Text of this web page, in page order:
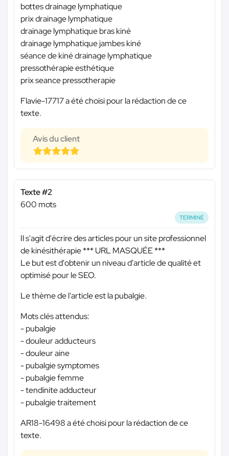
bottes drainage lymphatique
prix drainage lymphatique
drainage lymphatique bras kiné
drainage lymphatique jambes kiné
séance de kiné drainage lymphatique
pressothérapie esthétique
prix seance pressotherapie
Flavie-17717 a été choisi pour la rédaction de ce
texte.
Avis du client
Texte #2
600 mots
TERMINÉ
Il s'agit d'écrire des articles pour un site professionnel
de kinésithérapie*** URL MASQUÉE ***
Le but est d'obtenir un niveau d'article de qualité et
optimisé pour le SEO.
Le thème de l'article est la pubalgie.
Mots clés attendus:
- pubalgie
- douleur adducteurs
- douleur aine
- pubalgie symptomes
- pubalgie femme
- tendinite adducteur
- pubalgie traitement
AR18-16498 a été choisi pour la rédaction de ce
texte.